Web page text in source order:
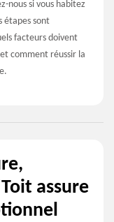
nous si vous habitez
étapes sont
facteurs doivent
comment réussir la
assure